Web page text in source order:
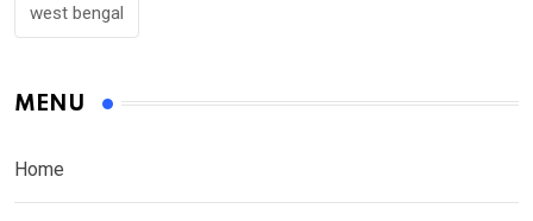
west bengal
MENU
Home